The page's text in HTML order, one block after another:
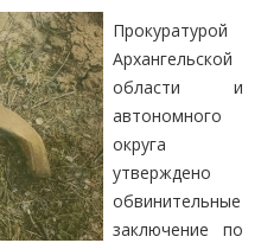
Прокуратурой
Архангельской
области и
автономного
округа
утверждено
обвинительные
заключение по